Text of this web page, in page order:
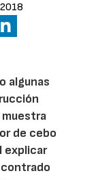
algunas
muestra
de cebo
explicar